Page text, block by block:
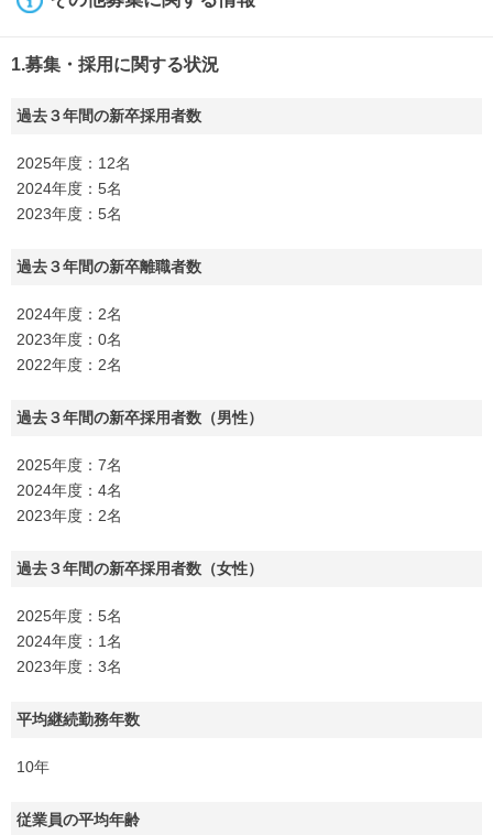
1.募集・採用に関する状況
過去３年間の新卒採用者数
2025年度：12名
2024年度：5名
2023年度：5名
過去３年間の新卒離職者数
2024年度：2名
2023年度：0名
2022年度：2名
過去３年間の新卒採用者数（男性）
2025年度：7名
2024年度：4名
2023年度：2名
過去３年間の新卒採用者数（女性）
2025年度：5名
2024年度：1名
2023年度：3名
平均継続勤務年数
10年
従業員の平均年齢